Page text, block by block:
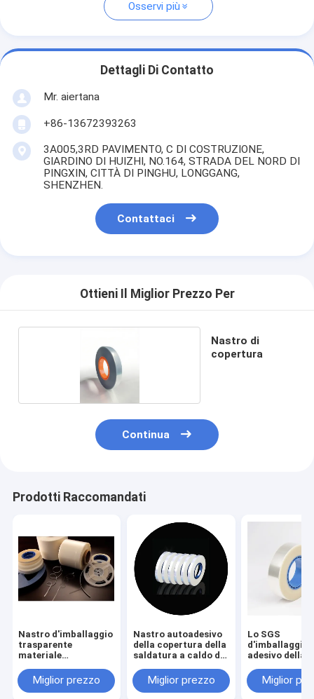
Osservi più
Dettagli Di Contatto
Mr. aiertana
+86-13672393263
3A005,3RD PAVIMENTO, C DI COSTRUZIONE,
GIARDINO DI HUIZHI, NO.164, STRADA DEL NORD DI
PINGXIN, CITTÀ DI PINGHU, LONGGANG,
SHENZHEN.
Contattaci
Ottieni Il Miglior Prezzo Per
Nastro di
copertura
Continua
Prodotti Raccomandati
Nastro d'imballaggio
trasparente
materiale
DOMESTICO ESD
rispettoso
Miglior prezzo
Nastro autoadesivo
della copertura della
saldatura a caldo di
Miglior prezzo
Lo SGS
d'imballaggio
adesivo della
bastone di
dell'ANIMALE
Miglior